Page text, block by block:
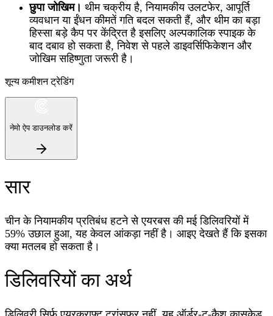
छुपा जोखिम। थीम चक्रीय है, नियामकीय उलटफेर, आपूर्ति
व्यवधान या ईंधन कीमतें गति बदल सकती हैं, और थीम का बड़ा
हिस्सा बड़े कैप पर केंद्रित है इसलिए अल्पकालिक स्पाइक के
बाद दबाव हो सकता है, निवेश से पहले डाइवर्सिफिकेशन और
जोखिम सहिष्णुता जरूरी है।
शून्य कमीशन ट्रेडिंग
नेमो ऐप डाउनलोड करें
सार
चीन के नियामकीय प्रतिबंध हटने से एयरबस की मई डिलिवरियों में
59% उछाल हुआ, यह केवल आंकड़ा नहीं है। आइए देखते हैं कि इसका
क्या मतलब हो सकता है।
डिलिवरियों का अर्थ